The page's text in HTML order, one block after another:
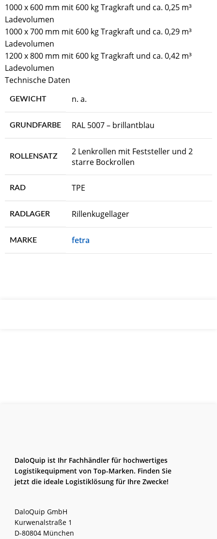
1000 x 600 mm mit 600 kg Tragkraft und ca. 0,25 m³
Ladevolumen
1000 x 700 mm mit 600 kg Tragkraft und ca. 0,29 m³
Ladevolumen
1200 x 800 mm mit 600 kg Tragkraft und ca. 0,42 m³
Ladevolumen
Technische Daten
GEWICHT n. a.
GRUNDFARBE RAL 5007 – brillantblau
ROLLENSATZ
2 Lenkrollen mit Feststeller und 2
starre Bockrollen
RAD TPE
RADLAGER Rillenkugellager
MARKE fetra
DaloQuip ist Ihr Fachhändler für hochwertiges
Logistikequipment von Top-Marken. Finden Sie
jetzt die ideale Logistiklösung für Ihre Zwecke!
DaloQuip GmbH
Kurwenalstraße 1
D-80804 München